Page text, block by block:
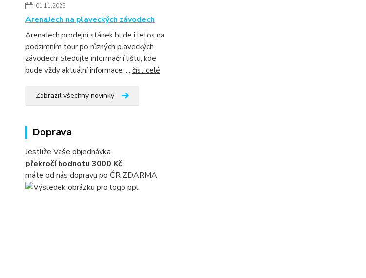
01.11.2025
ArenaJech na plaveckých závodech
ArenaJech prodejní stánek bude i letos na
podzimním tour po různých plaveckých
závodech! Sledujte informační lištu, kde
bude vždy aktuální informace, ... číst celé
Zobrazit všechny novinky
Doprava
Jestliže Vaše objednávka
překročí hodnotu 3000 Kč
máte od nás dopravu po ČR ZDARMA